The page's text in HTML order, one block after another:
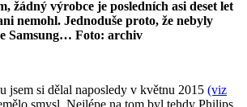
žádný výrobce je posledních asi deset let
nemohl. Jednoduše proto, že nebyly
Samsung… Foto: archiv
jsem si dělal naposledy v květnu 2015 (viz
smysl. Nejlépe na tom byl tehdy Philips